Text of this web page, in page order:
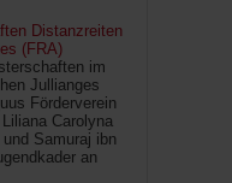
Distanzreiten
(FRA)
im
Jullianges
Förderverein
Carolyna
Samuraj ibn
an